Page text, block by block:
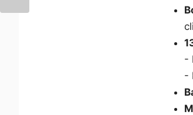
-
-